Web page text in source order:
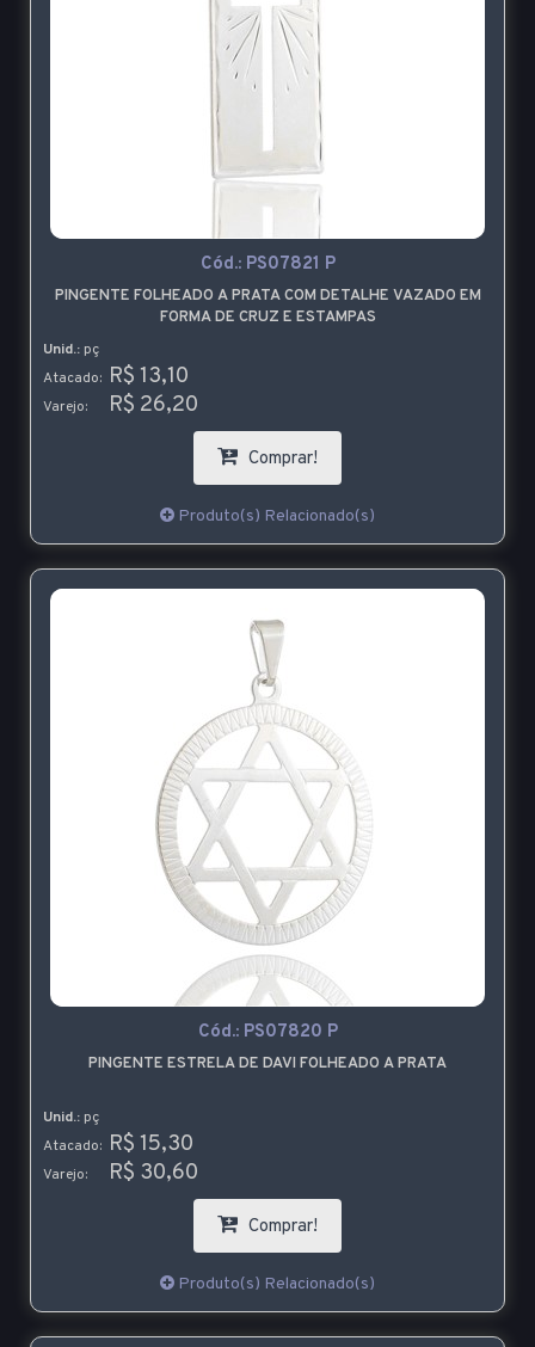
Cód.: PS07821 P
PINGENTE FOLHEADO A PRATA COM DETALHE VAZADO EM
FORMA DE CRUZ E ESTAMPAS
Unid.: pç
Atacado: R$ 13,10
Varejo: R$ 26,20
Comprar!
Produto(s) Relacionado(s)
Cód.: PS07820 P
PINGENTE ESTRELA DE DAVI FOLHEADO A PRATA
Unid.: pç
Atacado: R$ 15,30
Varejo: R$ 30,60
Comprar!
Produto(s) Relacionado(s)